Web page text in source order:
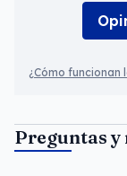
¿Cómo funcionan
Preguntas y